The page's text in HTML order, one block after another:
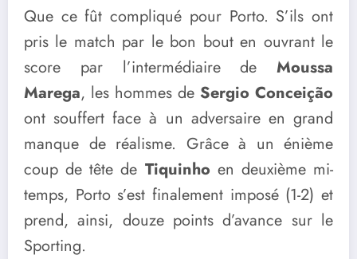
Que ce fût compliqué pour Porto. S’ils ont
pris le match par le bon bout en ouvrant le
score par l’intermédiaire de Moussa
Marega, les hommes de Sergio Conceição
ont souffert face à un adversaire en grand
manque de réalisme. Grâce à un énième
coup de tête de Tiquinho en deuxième mi-
temps, Porto s’est finalement imposé (1-2) et
prend, ainsi, douze points d’avance sur le
Sporting.